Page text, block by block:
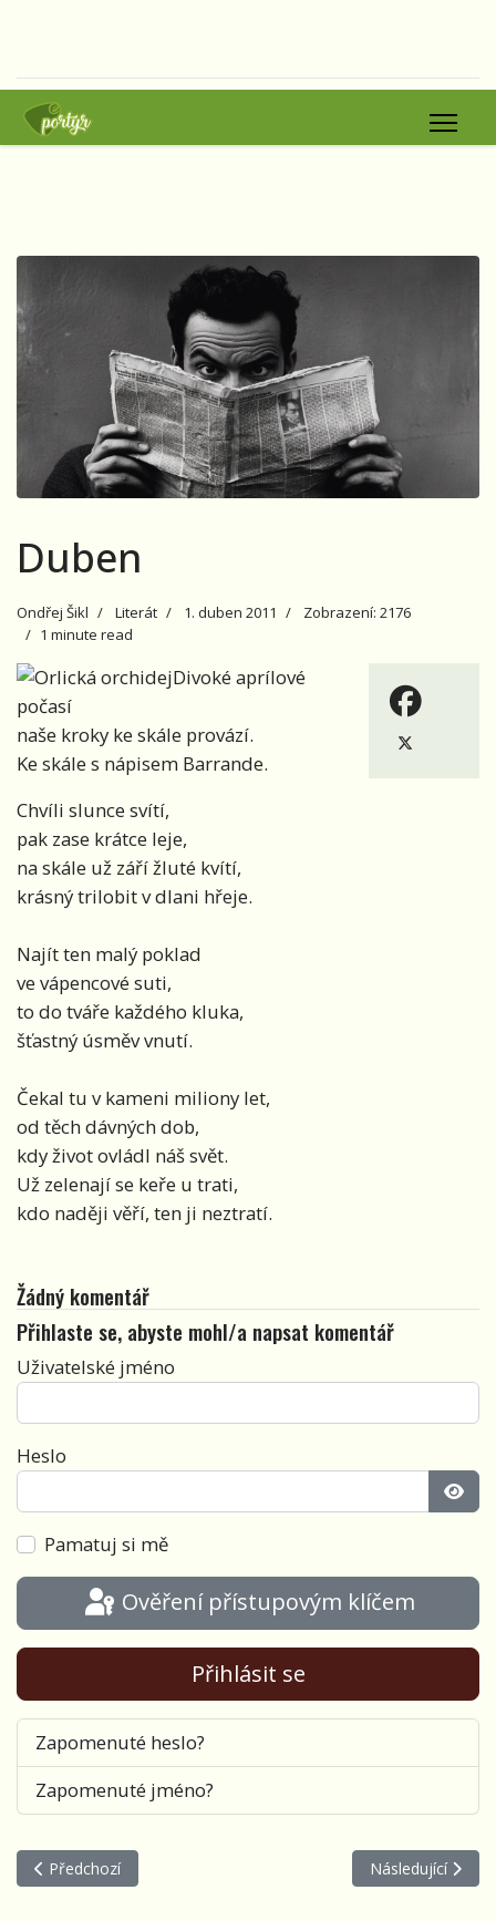
Duben
Ondřej Šikl Literát 1. duben 2011
Zobrazení: 2176
1 minute read
Divoké aprílové
počasí
naše kroky ke skále provází.
Ke skále s nápisem Barrande.
Chvíli slunce svítí,
pak zase krátce leje,
na skále už září žluté kvítí,
krásný trilobit v dlani hřeje.
Najít ten malý poklad
ve vápencové suti,
to do tváře každého kluka,
šťastný úsměv vnutí.
Čekal tu v kameni miliony let,
od těch dávných dob,
kdy život ovládl náš svět.
Už zelenají se keře u trati,
kdo naději věří, ten ji neztratí.
Žádný komentář
Přihlaste se, abyste mohl/a napsat komentář
Uživatelské jméno
Heslo
Pamatuj si mě
Ověření přístupovým klíčem
Přihlásit se
Zapomenuté heslo?
Zapomenuté jméno?
Předchozí článek: Vstávání
Předchozí Další článek:
Následující